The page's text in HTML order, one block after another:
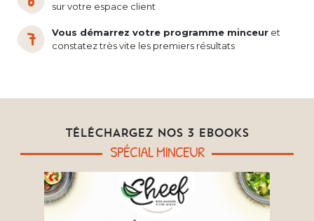
sur votre espace client
Vous démarrez votre programme minceur et
constatez très vite les premiers résultats
TÉLÉCHARGEZ NOS 3 EBOOKS
SPÉCIAL MINCEUR